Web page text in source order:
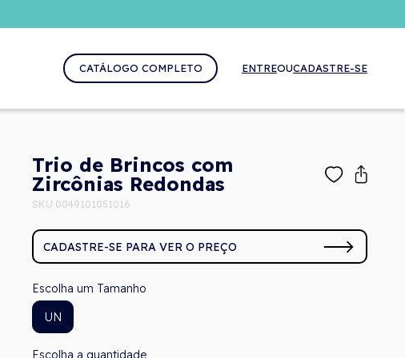
CATÁLOGO COMPLETO ENTREOUCADASTRE-SE
Trio de Brincos com
Zircônias Redondas
SKU 0049101051016
CADASTRE-SE PARA VER O PREÇO
Tamanho
UN